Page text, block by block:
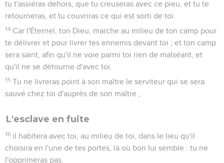
tu t'assiéras dehors, que tu creuseras avec ce pieu, et tu te
retourneras, et tu couvriras ce qui est sorti de toi.
14 Car l'Éternel, ton Dieu, marche au milieu de ton camp pour
te délivrer et pour livrer tes ennemis devant toi ; et ton camp
sera saint, afin qu'il ne voie parmi toi rien de malséant, et
qu'il ne se détourne d'avec toi.
15 Tu ne livreras point à son maître le serviteur qui se sera
sauvé chez toi d'auprès de son maître ;
L'esclave en fuite
16 il habitera avec toi, au milieu de toi, dans le lieu qu'il
choisira en l'une de tes portes, là où bon lui semble : tu ne
l'opprimeras pas.